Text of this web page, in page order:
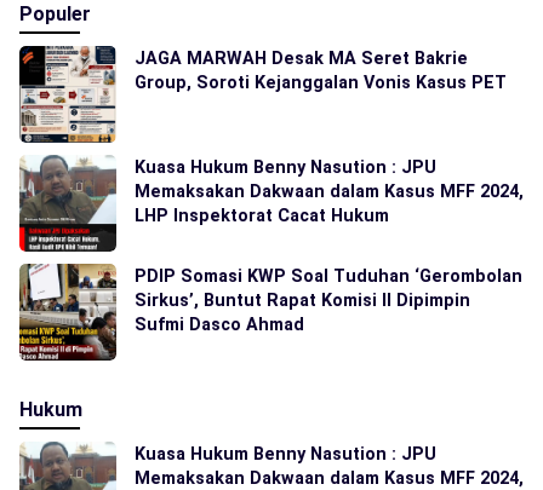
Populer
JAGA MARWAH Desak MA Seret Bakrie
Group, Soroti Kejanggalan Vonis Kasus PET
Kuasa Hukum Benny Nasution : JPU
Memaksakan Dakwaan dalam Kasus MFF 2024,
LHP Inspektorat Cacat Hukum
PDIP Somasi KWP Soal Tuduhan ‘Gerombolan
Sirkus’, Buntut Rapat Komisi II Dipimpin
Sufmi Dasco Ahmad
Hukum
Kuasa Hukum Benny Nasution : JPU
Memaksakan Dakwaan dalam Kasus MFF 2024,